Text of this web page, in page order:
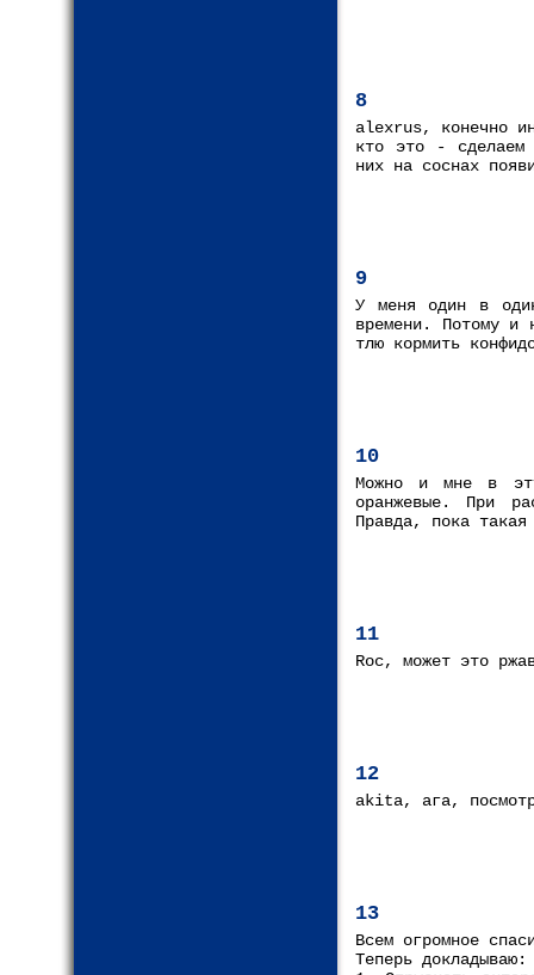
8
alexrus, конечно
кто это - сделаем
них на соснах
9
У меня один в
времени. Потому и
тлю кормить
10
Можно и мне в
оранжевые. При
Правда, пока
11
Roc, может это
12
akita, ага,
13
Всем огромное
Теперь докладываю: